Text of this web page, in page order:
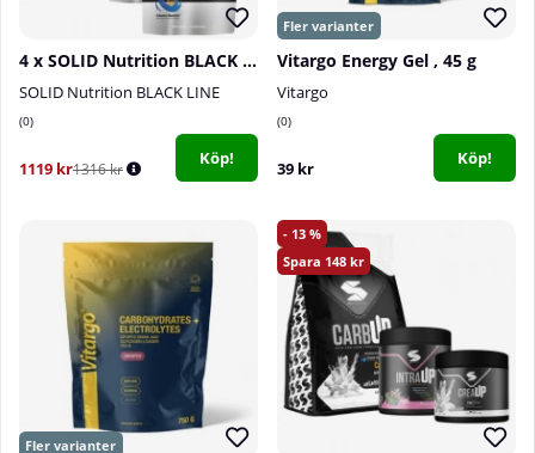
4 x SOLID Nutrition BLACK LINE H.B.C.D, 900 g
SOLID Nutrition BLACK LINE
0
1119 kr1316 kr
Köp!
Vitargo Energy Gel , 45 g
Vitargo
0
39 kr Köp!
13
148